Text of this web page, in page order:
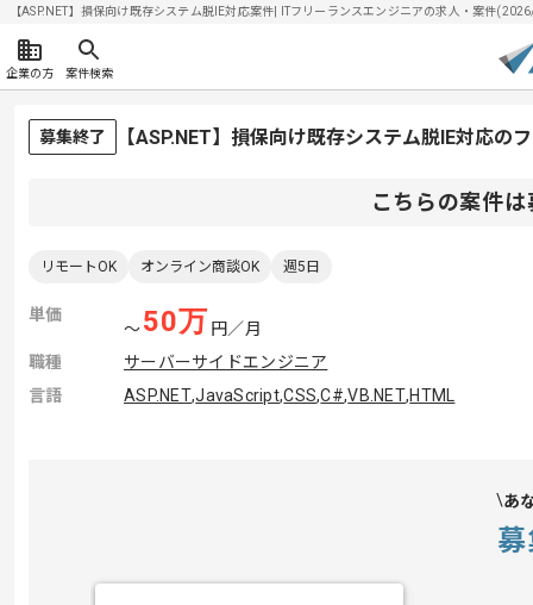
【ASP.NET】損保向け既存システム脱IE対応案件| ITフリーランスエンジニアの求人・案件
企業の方 案件検索
募集終了 【ASP.NET】損保向け既存システム脱IE対応の
こちらの案件
リモートOK オンライン商談OK 週5日
単価
〜50万 円／月
職種
サーバーサイドエンジニア
言語
ASP.NET,JavaScript,CSS,C#,VB.NET,HTML
あ